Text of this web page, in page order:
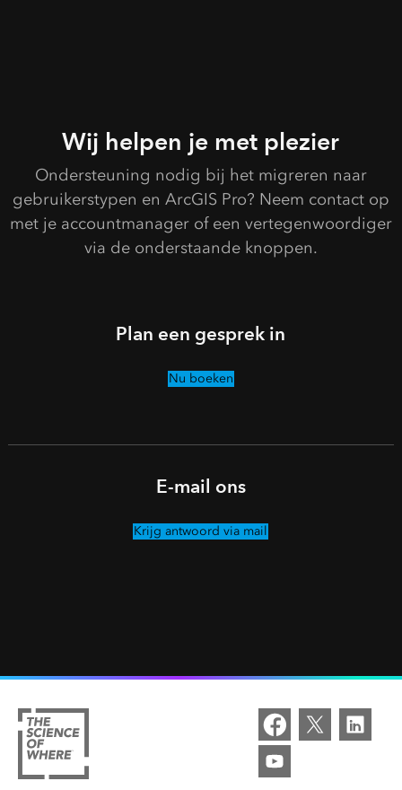
Wij helpen je met plezier
Ondersteuning nodig bij het migreren naar
gebruikerstypen en ArcGIS Pro? Neem contact op
met je accountmanager of een vertegenwoordiger
via de onderstaande knoppen.
Plan een gesprek in
Nu boeken
E-mail ons
Krijg antwoord via mail